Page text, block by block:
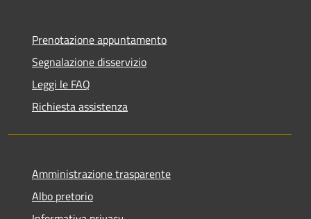
Prenotazione appuntamento
Segnalazione disservizio
Leggi le FAQ
Richiesta assistenza
Amministrazione trasparente
Albo pretorio